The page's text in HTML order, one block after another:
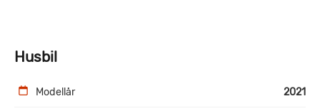
Husbil
Modellår 2021